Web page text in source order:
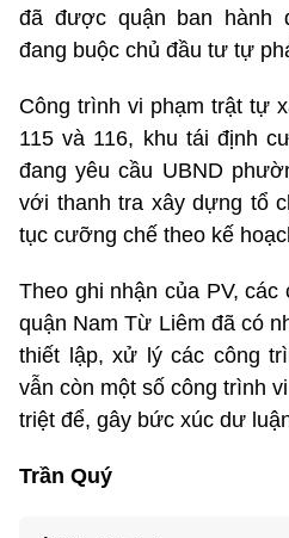
đã được quận ban hành
đang buộc chủ đầu tư tự
Công trình vi phạm trật tự
115 và 116, khu tái định
đang yêu cầu UBND
với thanh tra xây dựng tổ
tục cưỡng chế theo kế
Theo ghi nhận của PV,
quận Nam Từ Liêm đã có
thiết lập, xử lý các công
vẫn còn một số công trình
triệt để, gây bức xúc dư
Trần Quý